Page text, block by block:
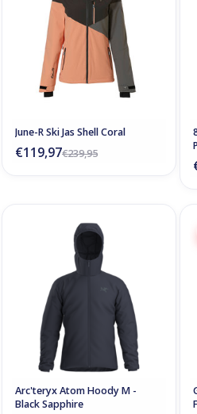
June-R Ski Jas Shell Coral
€239,95
€119,97
Arc'teryx Atom Hoody M -
Black Sapphire